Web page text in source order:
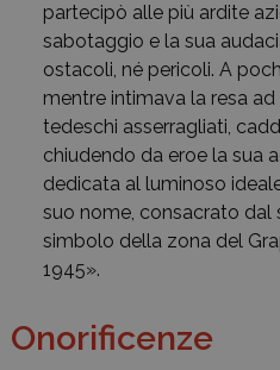
partecipò alle più ardite
sabotaggio e la sua
ostacoli, né pericoli. A
mentre intimava la resa
tedeschi asserragliati,
chiudendo da eroe la sua
dedicata al luminoso
suo nome, consacrato dal
simbolo della zona del
1945».
Onorificenze